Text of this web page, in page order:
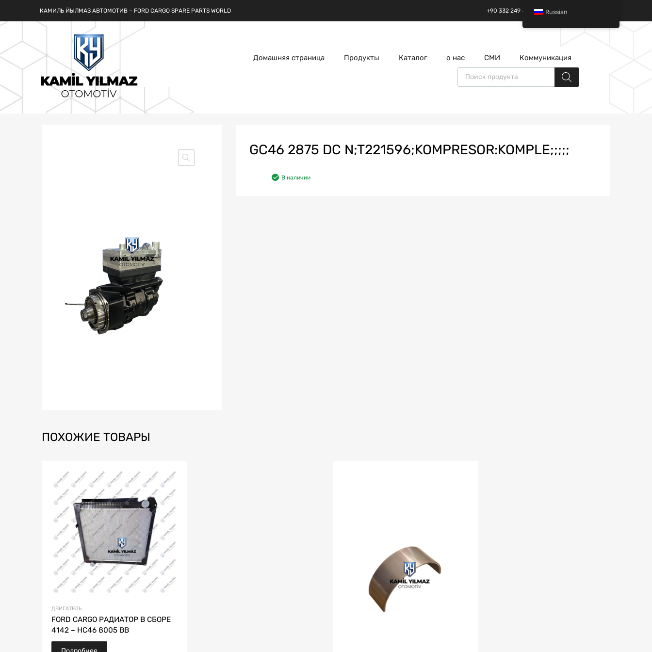
КАМИЛЬ ЙЫЛМАЗ АВТОМОТИВ – FORD CARGO SPARE PARTS WORLD +90 332 249 49 01 | +90 532 685 32 42
Домашняя страница Продукты Каталог о нас СМИ Коммуникация
Поиск товаров
GC46 2875 DC N;T221596;KOMPRESOR:KOMPLE;;;;;
В наличии
ПОХОЖИЕ ТОВАРЫ
ДВИГАТЕЛЬ
FORD CARGO РАДИАТОР В СБОРЕ
4142 – HC46 8005 BB
Russian